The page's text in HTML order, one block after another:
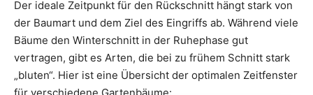
Der ideale Zeitpunkt für den Rückschnitt hängt stark von
der Baumart und dem Ziel des Eingriffs ab. Während viele
Bäume den Winterschnitt in der Ruhephase gut
vertragen, gibt es Arten, die bei zu frühem Schnitt stark
„bluten“. Hier ist eine Übersicht der optimalen Zeitfenster